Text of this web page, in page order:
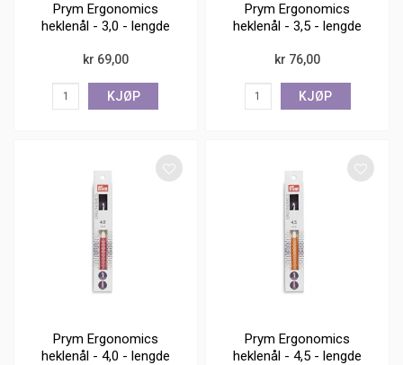
Prym Ergonomics
heklenål - 3,0 - lengde
kr 69,00
KJØP
Prym Ergonomics
heklenål - 3,5 - lengde
kr 76,00
KJØP
Prym Ergonomics
heklenål - 4,0 - lengde
Prym Ergonomics
heklenål - 4,5 - lengde